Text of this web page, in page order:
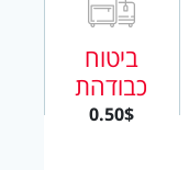
ביטוח
כבודהת
0.50$